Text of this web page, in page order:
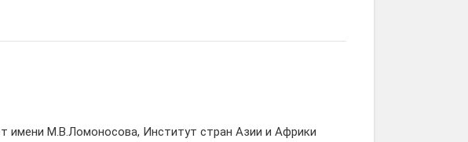
имени М.В.Ломоносова, Институт стран Азии и Африки